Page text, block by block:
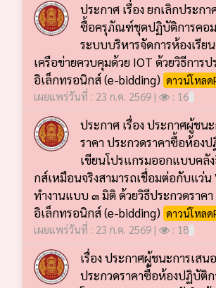
ประกาศ เรื่อง ยกเลิกประก
ซื้อครุภัณฑ์ชุดปฏิบัติการคอม
ระบบบริหารจัดการห้องเรีย
เครือข่ายควบคุมด้วย IOT ด้วยวิธีการป
อิเล็กทรอนิกส์ (e-bidding) ดาวน์โหลด
เผยแพร่วันที่ : 23 ก.ค. 2569 |
: 16
ประกาศ เรื่อง ประกาศผู้ชน
ราคา ประกวดราคาซื้อห้อง
เขียนโปรแกรมออกแบบคลั
กส์เหมือนจริงสามารถเชื่อมต่อกับแว่น
ทำงานแบบ ๓ มิติ ด้วยวิธีประกวดราคา
อิเล็กทรอนิกส์ (e-bidding) ดาวน์โหลด
เผยแพร่วันที่ : 23 ก.ค. 2569 |
: 18
เรื่อง ประกาศผู้ชนะการเสน
ประกวดราคาซื้อห้องปฏิบัติก